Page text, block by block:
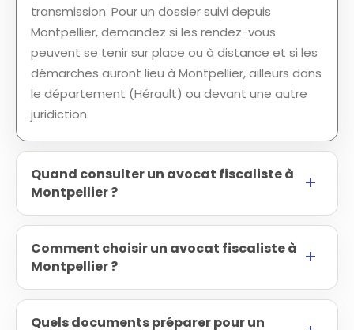
transmission. Pour un dossier suivi depuis
Montpellier, demandez si les rendez-vous
peuvent se tenir sur place ou à distance et si les
démarches auront lieu à Montpellier, ailleurs dans
le département (Hérault) ou devant une autre
juridiction.
Quand consulter un avocat fiscaliste à
Montpellier ?
Comment choisir un avocat fiscaliste à
Montpellier ?
Quels documents préparer pour un